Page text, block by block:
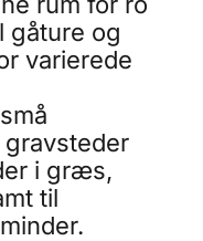
gåture og
varierede
i græs,
til